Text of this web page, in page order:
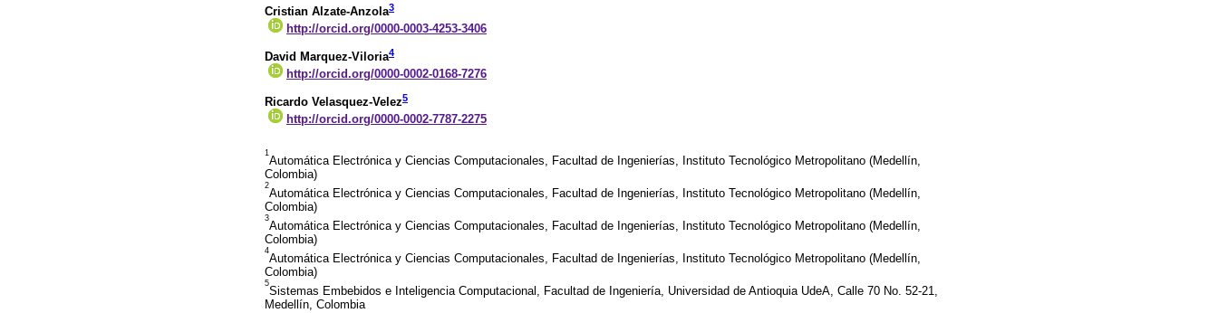
Cristian Alzate-Anzola3
http://orcid.org/0000-0003-4253-3406
David Marquez-Viloria4
http://orcid.org/0000-0002-0168-7276
Ricardo Velasquez-Velez5
http://orcid.org/0000-0002-7787-2275
1
Automática Electrónica y Ciencias Computacionales, Facultad de Ingenierías, Instituto Tecnológico Metropolitano (Medellín,
Colombia)
2
Automática Electrónica y Ciencias Computacionales, Facultad de Ingenierías, Instituto Tecnológico Metropolitano (Medellín,
Colombia)
3
Automática Electrónica y Ciencias Computacionales, Facultad de Ingenierías, Instituto Tecnológico Metropolitano (Medellín,
Colombia)
4
Automática Electrónica y Ciencias Computacionales, Facultad de Ingenierías, Instituto Tecnológico Metropolitano (Medellín,
Colombia)
5
Sistemas Embebidos e Inteligencia Computacional, Facultad de Ingeniería, Universidad de Antioquia UdeA, Calle 70 No. 52-21,
Medellín, Colombia